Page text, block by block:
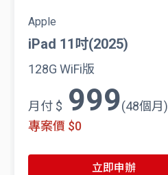
Apple
iPad 11吋(2025)
128G WiFi版
月付 $ 999(48個月)
專案價 $0
立即申辦